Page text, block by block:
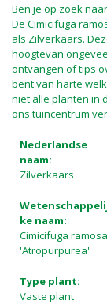
Ben je op zoek
De Cimicifuga
als Zilverkaars.
hoogtevan
ontvangen of tips
bent van harte
niet alle planten in
ons tuincentrum
Nederlandse
naam:
Zilverkaars
ke naam:
Cimicifuga ramosa
'Atropurpurea'
Type plant:
Vaste plant